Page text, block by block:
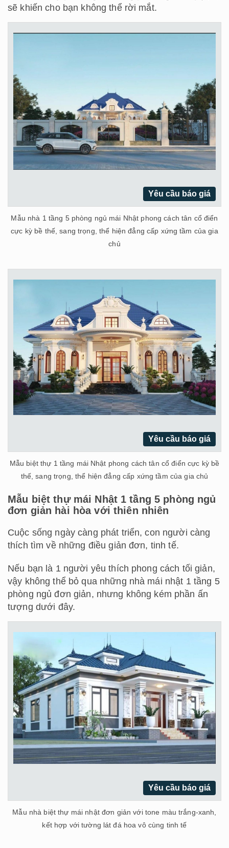
sẽ khiến cho bạn không thể rời mắt.
Yêu cầu báo giá
Mẫu nhà 1 tầng 5 phòng ngủ mái Nhật phong cách tân cổ điển
cực kỳ bề thế, sang trọng, thể hiện đẳng cấp xứng tầm của gia
chủ
Yêu cầu báo giá
Mẫu biệt thự 1 tầng mái Nhật phong cách tân cổ điển cực kỳ bề
thế, sang trọng, thể hiện đẳng cấp xứng tầm của gia chủ
Mẫu biệt thự mái Nhật 1 tầng 5 phòng ngủ
đơn giản hài hòa với thiên nhiên
Cuộc sống ngày càng phát triển, con người càng
thích tìm về những điều giản đơn, tinh tế.
Nếu bạn là 1 người yêu thích phong cách tối giản,
vậy không thể bỏ qua những nhà mái nhật 1 tầng 5
phòng ngủ đơn giản, nhưng không kém phần ấn
tượng dưới đây.
Yêu cầu báo giá
Mẫu nhà biệt thự mái nhật đơn giản với tone màu trắng-xanh,
kết hợp với tường lát đá hoa vô cùng tinh tế